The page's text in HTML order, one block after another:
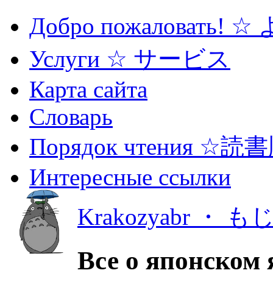
Добро пожаловать! ☆
Услуги ☆ サービス
Карта сайта
Словарь
Порядок чтения ☆読
Интересные ссылки
Krakozyabr ・ も
Все о японском